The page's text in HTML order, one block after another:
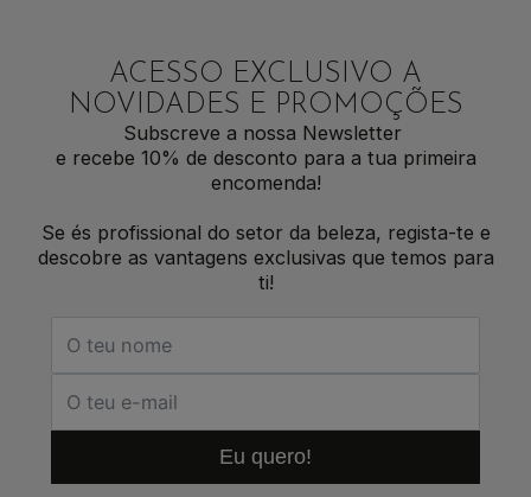
ACESSO EXCLUSIVO A
NOVIDADES E PROMOÇÕES
Subscreve a nossa Newsletter
e recebe 10% de desconto para a tua primeira
encomenda!
Se és profissional do setor da beleza, regista-te e
descobre as vantagens exclusivas que temos para
ti!
Eu quero!